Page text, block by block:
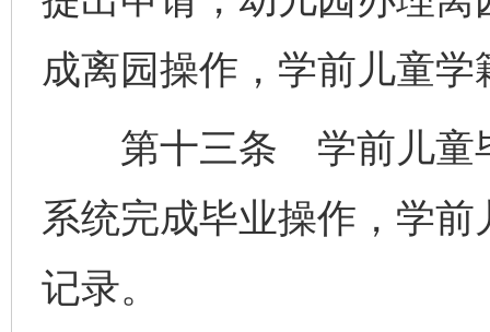
成离园操作，学前儿童
第十三条 学前儿童毕
系统完成毕业操作，学
记录。